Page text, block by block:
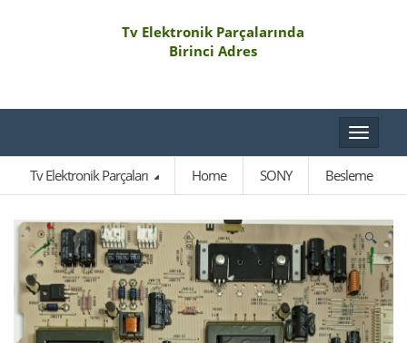
Tv Elektronik Parçalarında
Birinci Adres
Toggle
Tv Elektronik Parçaları
Home SONY Besleme
🔍